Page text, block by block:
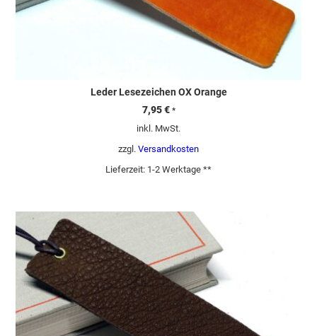
Leder Lesezeichen OX Orange
7,95€ *
inkl. MwSt.
zzgl. Versandkosten
Lieferzeit: 1-2 Werktage **